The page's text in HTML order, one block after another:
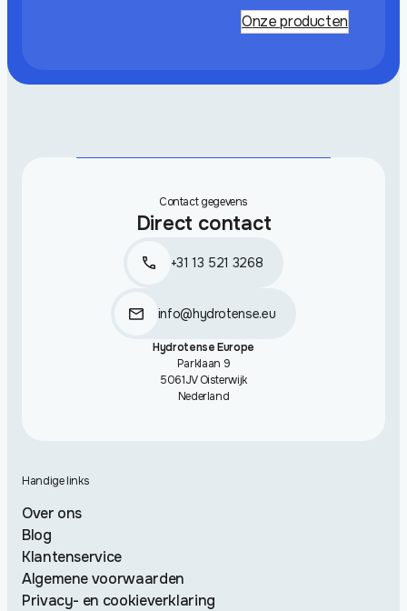
Onze producten
Contact gegevens
Direct contact
+31 13 521 3268
info@hydrotense.eu
Hydrotense Europe
Parklaan 9
5061JV Oisterwijk
Nederland
Handige links
Over ons
Blog
Klantenservice
Algemene voorwaarden
Privacy- en cookieverklaring